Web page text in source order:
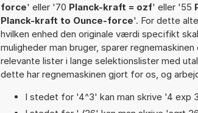
force' eller '70 Planck-kraft = ozf' eller '55
Planck-kraft to Ounce-force'. For dette
hvilken enhed den originale værdi specifikt
muligheder man bruger, sparer
relevante lister i lange selektionslister med
dette har regnemaskinen gjort for os, og
I stedet for '4^3' kan man skrive '4 exp